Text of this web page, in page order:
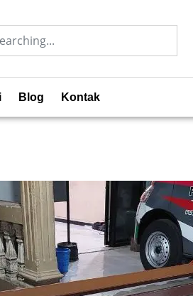
Blog Kontak